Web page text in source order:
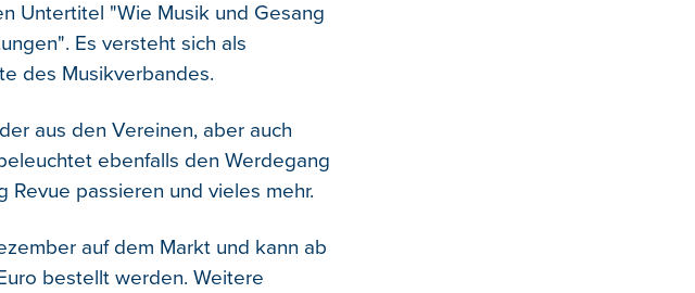
Untertitel "Wie Musik und Gesang
Es versteht sich als
des Musikverbandes.
aus den Vereinen, aber auch
ebenfalls den Werdegang
passieren und vieles mehr.
auf dem Markt und kann ab
bestellt werden. Weitere